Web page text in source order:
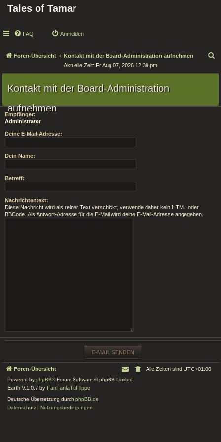
Tales of Tamar
FAQ Anmelden
Foren-Übersicht Kontakt mit der Board-Administration aufnehmen
Aktuelle Zeit: Fr Aug 07, 2026 12:39 pm
Kontakt mit der Board-Administration
aufnehmen
Empfänger:
Administrator
Deine E-Mail-Adresse:
Dein Name:
Betreff:
Nachrichtentext:
Diese Nachricht wird als reiner Text verschickt, verwende daher kein HTML oder
BBCode. Als Antwort-Adresse für die E-Mail wird deine E-Mail-Adresse angegeben.
Foren-Übersicht Alle Zeiten sind UTC+01:00
Powered by phpBB® Forum Software © phpBB Limited
Earth V.1.0.7 by FanFanlaTuFlippe
Deutsche Übersetzung durch phpBB.de
Datenschutz | Nutzungsbedingungen